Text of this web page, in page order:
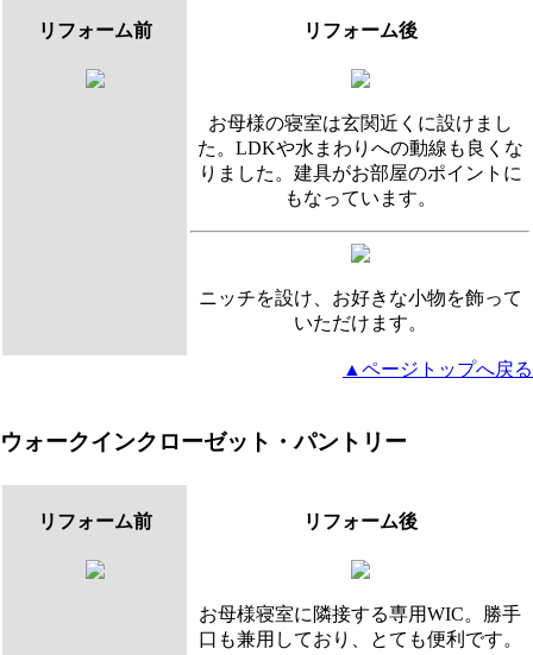
リフォーム前 リフォーム後
お母様の寝室は玄関近くに設けまし
た。LDKや水まわりへの動線も良くな
りました。建具がお部屋のポイントに
もなっています。
ニッチを設け、お好きな小物を飾って
いただけます。
▲ページトップへ戻る
ウォークインクローゼット・パントリー
リフォーム前 リフォーム後
お母様寝室に隣接する専用WIC。勝手
口も兼用しており、とても便利です。